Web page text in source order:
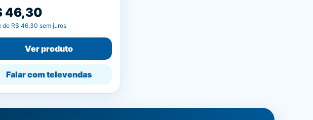
46,30
de R$ 46,30 sem juros
Ver produto
Falar com televendas